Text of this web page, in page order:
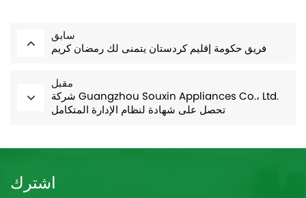
سابق
فريق حكومة إقليم كردستان يتمنى لك رمضان كريم
مقبل
شركة Guangzhou Souxin Appliances Co.، Ltd.
تحصل على شهادة لنظام الإدارة المتكامل
اشترك